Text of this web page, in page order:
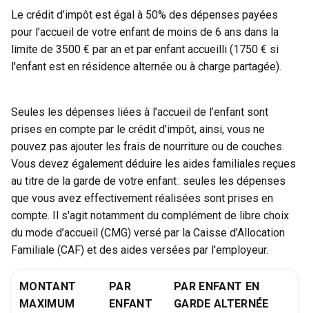
Le crédit d’impôt est égal à 50% des dépenses payées
pour l’accueil de votre enfant de moins de 6 ans dans la
limite de 3500 € par an et par enfant accueilli (1750 € si
l'enfant est en résidence alternée ou à charge partagée).
Seules les dépenses liées à l’accueil de l’enfant sont
prises en compte par le crédit d’impôt, ainsi, vous ne
pouvez pas ajouter les frais de nourriture ou de couches.
Vous devez également déduire les aides familiales reçues
au titre de la garde de votre enfant : seules les dépenses
que vous avez effectivement réalisées sont prises en
compte. Il s'agit notamment du complément de libre choix
du mode d’accueil (CMG) versé par la Caisse d’Allocation
Familiale (CAF) et des aides versées par l'employeur.
MONTANT
MAXIMUM
PAR
ENFANT
PAR ENFANT EN
GARDE ALTERNÉE